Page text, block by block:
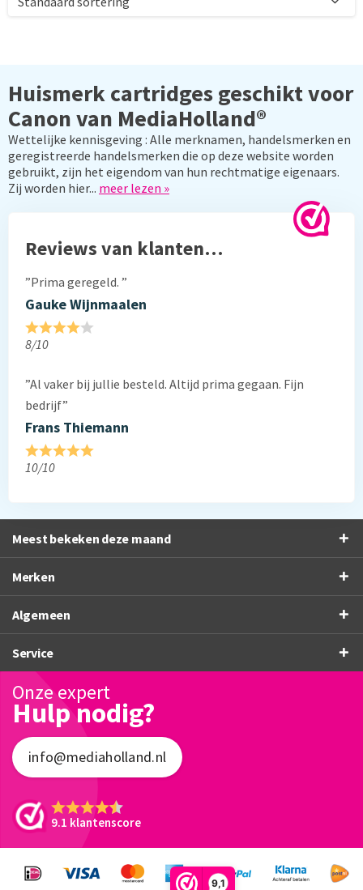
9,1
Huismerk cartridges geschikt voor
Canon van MediaHolland®
Wettelijke kennisgeving : Alle merknamen, handelsmerken en
geregistreerde handelsmerken die op deze website worden
gebruikt, zijn het eigendom van hun rechtmatige eigenaars.
Zij worden hier... meer lezen »
Reviews van klanten…
”Prima geregeld. ”
Gauke Wijnmaalen
8/10
”Al vaker bij jullie besteld. Altijd prima gegaan. Fijn
bedrijf”
Frans Thiemann
10/10
Meest bekeken deze maand
Merken
Algemeen
Service
Onze expert
Hulp nodig?
info@mediaholland.nl
9.1 klantenscore